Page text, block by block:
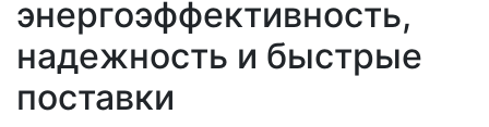
энергоэффективность,
надежность и быстрые
поставки